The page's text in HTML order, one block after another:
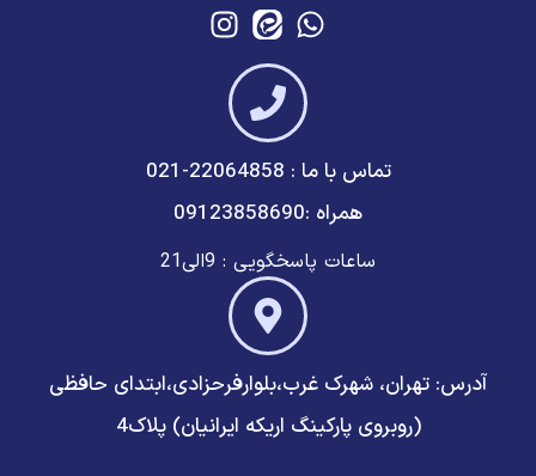
تماس با ما : 22064858-021
همراه :09123858690
ساعات پاسخگویی : 9الی21
آدرس: تهران، شهرک غرب،بلوارفرحزادی،ابتدای حافظی
(روبروی پارکینگ اریکه ایرانیان) پلاک4